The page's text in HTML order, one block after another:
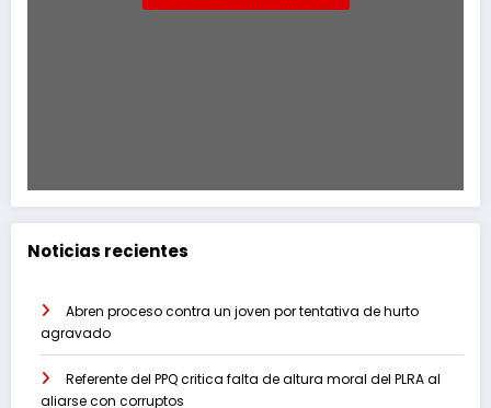
Noticias recientes
Abren proceso contra un joven por tentativa de hurto
agravado
Referente del PPQ critica falta de altura moral del PLRA al
aliarse con corruptos